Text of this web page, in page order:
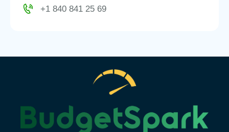
+1 840 841 25 69